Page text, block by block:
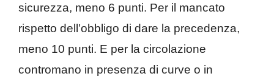
sicurezza, meno 6 punti. Per il mancato
rispetto dell’obbligo di dare la precedenza,
meno 10 punti. E per la circolazione
contromano in presenza di curve o in